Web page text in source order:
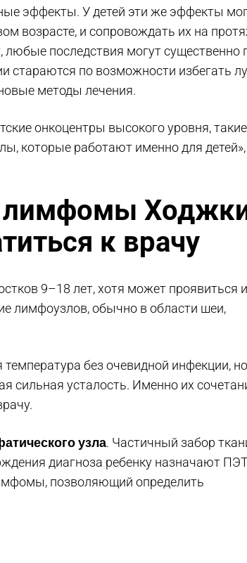
эффекты. У детей эти же эффекты
возрасте, и сопровождать их на
любые последствия могут существенно
стараются по возможности избегать
методы лечения.
онкоцентры высокого уровня,
которые работают именно для детей»,
лимфомы
к врачу
9–18 лет, хотя может проявиться и
лимфоузлов, обычно в области шеи,
без очевидной инфекции,
сильная усталость. Именно их
узла. Частичный забор
диагноза ребенку назначают
позволяющий определить